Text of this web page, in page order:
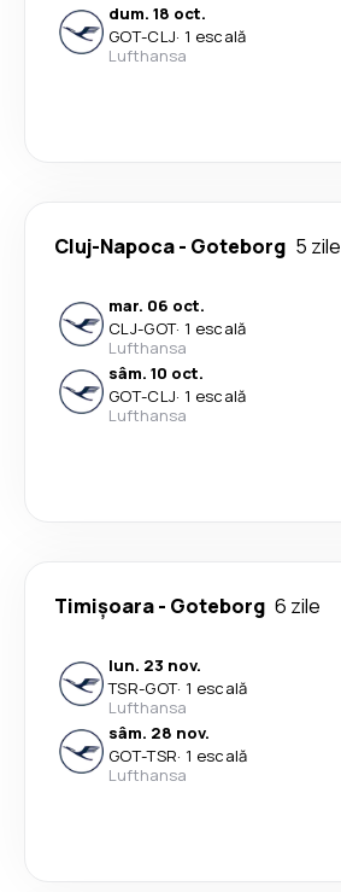
dum. 18 oct.
GOT-CLJ· 1 escală
Lufthansa
Cluj-Napoca- Goteborg 5 zile
mar. 06 oct.
CLJ-GOT· 1 escală
Lufthansa
sâm. 10 oct.
GOT-CLJ· 1 escală
Lufthansa
Timișoara- Goteborg 6 zile
lun. 23 nov.
TSR-GOT· 1 escală
Lufthansa
sâm. 28 nov.
GOT-TSR· 1 escală
Lufthansa